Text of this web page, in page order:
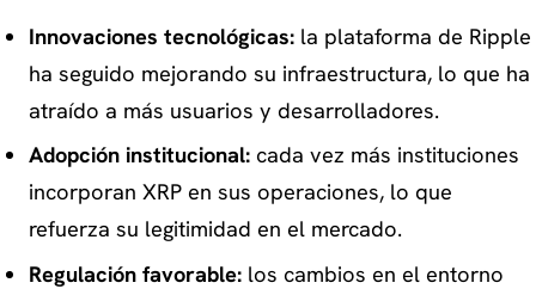
Innovaciones tecnológicas:la plataforma de Ripple
ha seguido mejorando su infraestructura, lo que ha
atraído a más usuarios y desarrolladores.
Adopción institucional:cada vez más instituciones
incorporan XRP en sus operaciones, lo que
refuerza su legitimidad en el mercado.
Regulación favorable:los cambios en el entorno